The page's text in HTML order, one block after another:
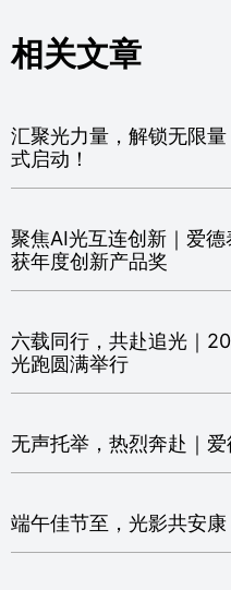
相关文章
汇聚光力量，解锁无限
式启动！
聚焦AI光互连创新｜爱
获年度创新产品奖
六载同行，共赴追光｜
光跑圆满举行
无声托举，热烈奔赴｜
端午佳节至，光影共安